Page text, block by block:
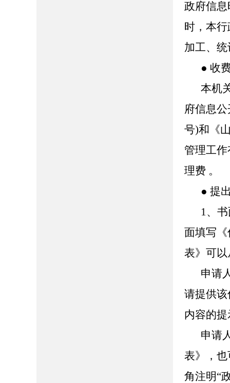
政府信
时，本
加工、
● 收
本机
府信息
号)和《
管理工
理费 。
● 提
1、
面填写
表》可
申请
请提供
内容的
申请
表》，
角注明“